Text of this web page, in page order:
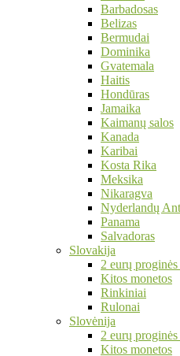
Barbadosas
Belizas
Bermudai
Dominika
Gvatemala
Haitis
Hondūras
Jamaika
Kaimanų salos
Kanada
Karibai
Kosta Rika
Meksika
Nikaragva
Nyderlandų
Panama
Salvadoras
Slovakija
2 eurų
Kitos monetos
Rinkiniai
Rulonai
Slovėnija
2 eurų
Kitos monetos